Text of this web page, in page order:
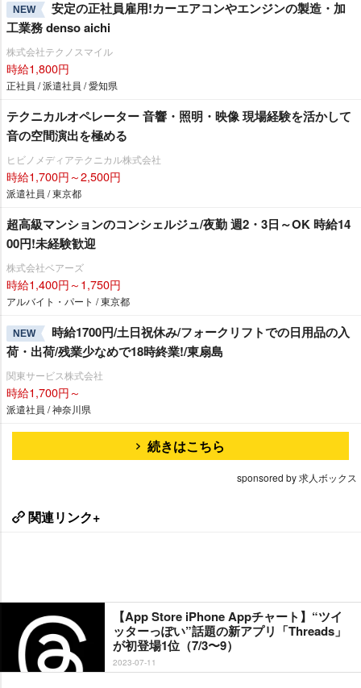
NEW
安定の正社員雇用!カーエアコンやエンジンの製造・加
工業務 denso aichi
株式会社テクノスマイル
時給1,800円
正社員 / 派遣社員 / 愛知県
テクニカルオペレーター 音響・照明・映像 現場経験を活かして
音の空間演出を極める
ヒビノメディアテクニカル株式会社
時給1,700円～2,500円
派遣社員 / 東京都
超高級マンションのコンシェルジュ/夜勤 週2・3日～OK 時給14
00円!未経験歓迎
株式会社ベアーズ
時給1,400円～1,750円
アルバイト・パート / 東京都
NEW
時給1700円/土日祝休み/フォークリフトでの日用品の入
荷・出荷/残業少なめで18時終業!/東扇島
関東サービス株式会社
時給1,700円～
派遣社員 / 神奈川県
続きはこちら
sponsored by 求人ボックス
関連リンク+
【App Store iPhone Appチャート】“ツイ
ッターっぽい”話題の新アプリ「Threads」
が初登場1位（7/3〜9）
2023-07-11